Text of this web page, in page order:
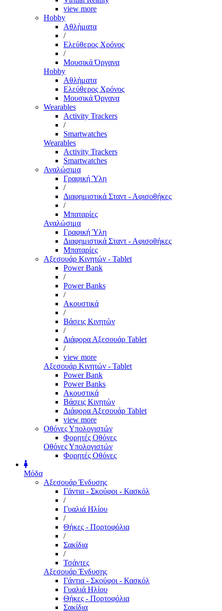
view more
Hobby
Αθλήματα
/
Ελεύθερος Χρόνος
/
Μουσικά Όργανα
Hobby
Αθλήματα
Ελεύθερος Χρόνος
Μουσικά Όργανα
Wearables
Activity Trackers
/
Smartwatches
Wearables
Activity Trackers
Smartwatches
Αναλώσιμα
Γραφική Ύλη
/
Διαφημιστικά Σταντ - Αφισοθήκες
/
Μπαταρίες
Αναλώσιμα
Γραφική Ύλη
Διαφημιστικά Σταντ - Αφισοθήκες
Μπαταρίες
Αξεσουάρ Κινητών - Tablet
Power Bank
/
Power Banks
/
Ακουστικά
/
Βάσεις Κινητών
/
Διάφορα Αξεσουάρ Tablet
/
view more
Αξεσουάρ Κινητών - Tablet
Power Bank
Power Banks
Ακουστικά
Βάσεις Κινητών
Διάφορα Αξεσουάρ Tablet
view more
Οθόνες Υπολογιστών
Φορητές Οθόνες
Οθόνες Υπολογιστών
Φορητές Οθόνες
Μόδα
Αξεσουάρ Ένδυσης
Γάντια - Σκούφοι - Κασκόλ
/
Γυαλιά Ηλίου
/
Θήκες - Πορτοφόλια
/
Σακίδια
/
Τσάντες
Αξεσουάρ Ένδυσης
Γάντια - Σκούφοι - Κασκόλ
Γυαλιά Ηλίου
Θήκες - Πορτοφόλια
Σακίδια